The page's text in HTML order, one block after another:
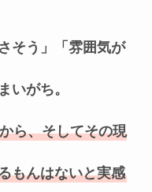
そう」「雰囲気が
いがち。
ら、そしてその現
もんはないと実感